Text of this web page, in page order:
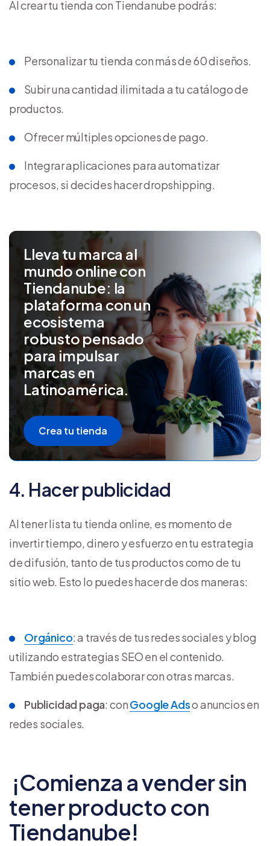
Al crear tu tienda con Tiendanube podrás:
Personalizar tu tienda con más de 60 diseños.
Subir una cantidad ilimitada a tu catálogo de
productos.
Ofrecer múltiples opciones de pago.
Integrar aplicaciones para automatizar
procesos, si decides hacer dropshipping.
Lleva tu marca al
mundo online con
Tiendanube: la
plataforma con un
ecosistema
robusto pensado
para impulsar
marcas en
Latinoamérica.
Crea tu tienda
4. Hacer publicidad
Al tener lista tu tienda online, es momento de
invertir tiempo, dinero y esfuerzo en tu estrategia
de difusión, tanto de tus productos como de tu
sitio web. Esto lo puedes hacer de dos maneras:
Orgánico: a través de tus redes sociales y blog
utilizando estrategias SEO en el contenido.
También puedes colaborar con otras marcas.
Publicidad paga: conGoogle Adso anuncios en
redes sociales.
¡Comienza a vender sin
tener producto con
Tiendanube!